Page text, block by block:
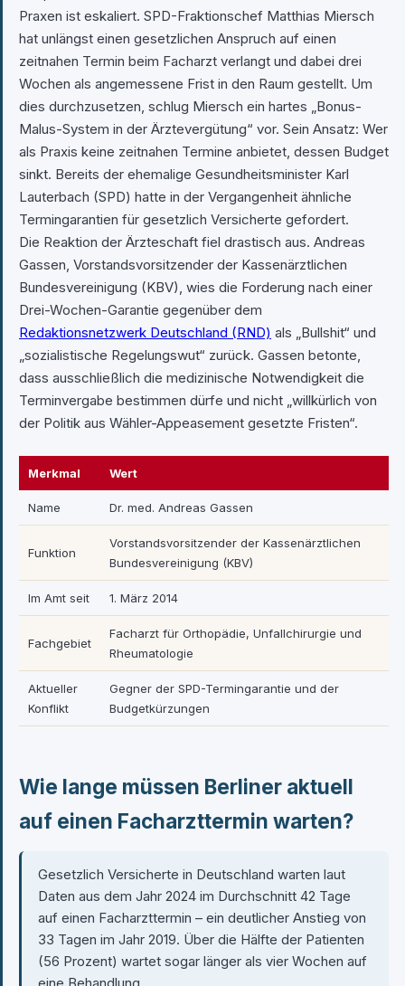
Praxen ist eskaliert. SPD-Fraktionschef Matthias Miersch
hat unlängst einen gesetzlichen Anspruch auf einen
zeitnahen Termin beim Facharzt verlangt und dabei drei
Wochen als angemessene Frist in den Raum gestellt. Um
dies durchzusetzen, schlug Miersch ein hartes „Bonus-
Malus-System in der Ärztevergütung“ vor. Sein Ansatz: Wer
als Praxis keine zeitnahen Termine anbietet, dessen Budget
sinkt. Bereits der ehemalige Gesundheitsminister Karl
Lauterbach (SPD) hatte in der Vergangenheit ähnliche
Termingarantien für gesetzlich Versicherte gefordert.
Die Reaktion der Ärzteschaft fiel drastisch aus. Andreas
Gassen, Vorstandsvorsitzender der Kassenärztlichen
Bundesvereinigung (KBV), wies die Forderung nach einer
Drei-Wochen-Garantie gegenüber dem
Redaktionsnetzwerk Deutschland (RND) als „Bullshit“ und
„sozialistische Regelungswut“ zurück. Gassen betonte,
dass ausschließlich die medizinische Notwendigkeit die
Terminvergabe bestimmen dürfe und nicht „willkürlich von
der Politik aus Wähler-Appeasement gesetzte Fristen“.
Merkmal Wert
Name Dr. med. Andreas Gassen
Funktion
Vorstandsvorsitzender der Kassenärztlichen
Bundesvereinigung (KBV)
Im Amt seit 1. März 2014
Fachgebiet
Facharzt für Orthopädie, Unfallchirurgie und
Rheumatologie
Aktueller
Konflikt
Gegner der SPD-Termingarantie und der
Budgetkürzungen
Wie lange müssen Berliner aktuell
auf einen Facharzttermin warten?
Gesetzlich Versicherte in Deutschland warten laut
Daten aus dem Jahr 2024 im Durchschnitt 42 Tage
auf einen Facharzttermin – ein deutlicher Anstieg von
33 Tagen im Jahr 2019. Über die Hälfte der Patienten
(56 Prozent) wartet sogar länger als vier Wochen auf